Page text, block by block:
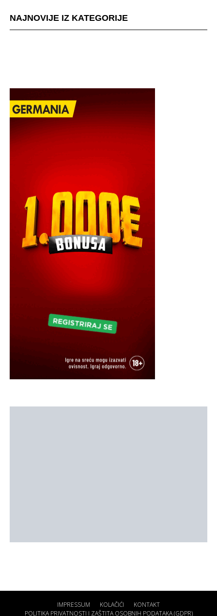
NAJNOVIJE IZ KATEGORIJE
IMPRESSUM KOLAČIĆI
KONTAKT
POLITIKA PRIVATNOSTI I ZAŠTITA OSOBNIH PODATAKA (GDPR)